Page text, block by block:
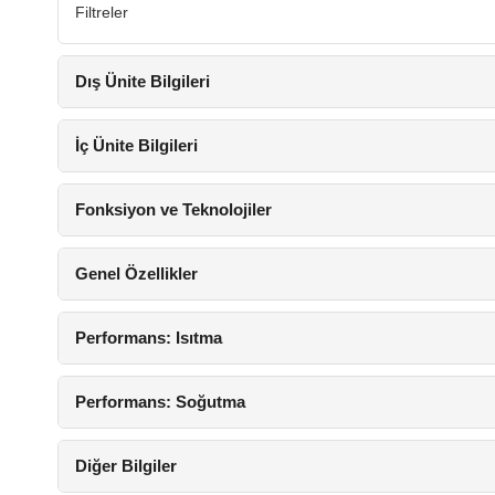
Filtreler
Dış Ünite Bilgileri
İç Ünite Bilgileri
Fonksiyon ve Teknolojiler
Genel Özellikler
Performans: Isıtma
Performans: Soğutma
Diğer Bilgiler